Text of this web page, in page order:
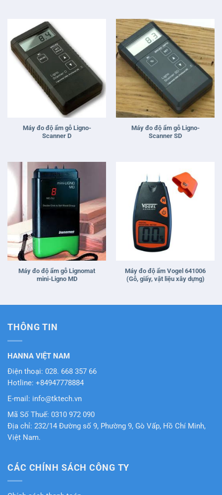
Máy đo độ ẩm gỗ Ligno-
Scanner D
Máy đo độ ẩm gỗ Ligno-
Scanner SD
Máy đo độ ẩm gỗ Lignomat
mini-Ligno MD
Máy đo độ ẩm Vogel 641006
(Gỗ, giấy, vật liệu xây dựng)
THÔNG TIN
HANNA VIỆT NAM
Điện thoại: 028. 668 357 66
Hotline: +84947778884
E-mail: info@tktech.vn
Mã Số Thuế: 0310 972 090
Địa chỉ: 232/14 Đường số 9, Phường 9, Gò Vấp, Hồ Chí Minh,
Việt Nam.
CÁC CHÍNH SÁCH CÔNG TY